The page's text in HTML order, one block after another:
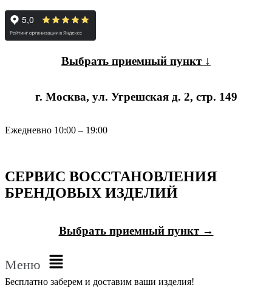
Выбрать приемный пункт ↓
г. Москва, ул. Угрешская д. 2, стр. 149
Ежедневно 10:00 – 19:00
СЕРВИС ВОССТАНОВЛЕНИЯ
БРЕНДОВЫХ ИЗДЕЛИЙ
Выбрать приемный пункт →
Меню
Бесплатно заберем и доставим ваши изделия!